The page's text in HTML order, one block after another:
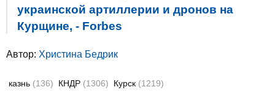
украинской артиллерии и дронов на
Курщине, - Forbes
Автор: Христина Бедрик
казнь (136) КНДР (1306) Курск (1219)